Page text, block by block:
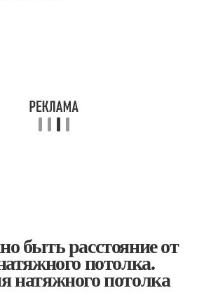
быть расстояние от
потолка.
натяжного потолка